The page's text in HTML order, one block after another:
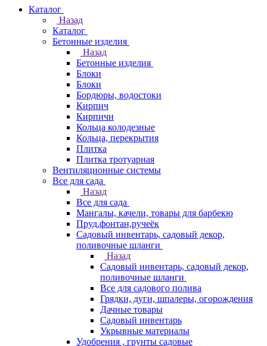
Каталог
Назад
Каталог
Бетонные изделия
Назад
Бетонные изделия
Блоки
Блоки
Бордюры, водостоки
Кирпич
Кирпичи
Кольца колодезные
Кольца, перекрытия
Плитка
Плитка тротуарная
Вентиляционные системы
Все для сада
Назад
Все для сада
Мангалы, качели, товары для барбекю
Пруд,фонтан,ручеёк
Садовый инвентарь, садовый декор,
поливочные шланги
Назад
Садовый инвентарь, садовый декор,
поливочные шланги
Все для садового полива
Грядки, дуги, шпалеры, огорождения
Дачные товары
Садовый инвентарь
Укрывные материалы
Удобрения , грунты садовые